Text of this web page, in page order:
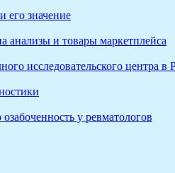
значение
анализы и товары маркетплейса
исследовательского центра в
у ревматологов